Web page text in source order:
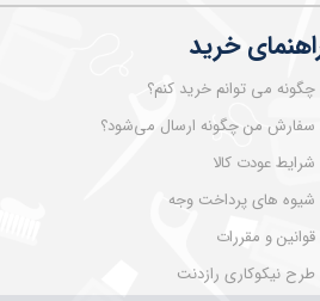
خرید
چگونه می توانم خرید کنم؟
سفارش من چگونه ارسال می‌شود؟
شرایط عودت کالا
شیوه های پرداخت وجه
قوانین و مقررات
طرح نیکوکاری رازدنت